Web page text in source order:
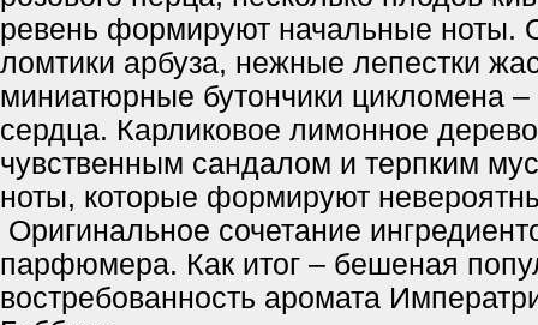
ревень формируют начальные
ломтики арбуза, нежные лепестки
миниатюрные бутончики цикломена –
сердца. Карликовое лимонное
чувственным сандалом и терпким
ноты, которые формируют
Оригинальное сочетание
парфюмера. Как итог – бешеная
востребованность аромата